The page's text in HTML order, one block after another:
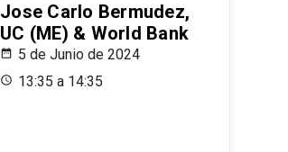
Jose Carlo Bermudez,
UC (ME) & World Bank
5 de Junio de 2024
13:35 a 14:35